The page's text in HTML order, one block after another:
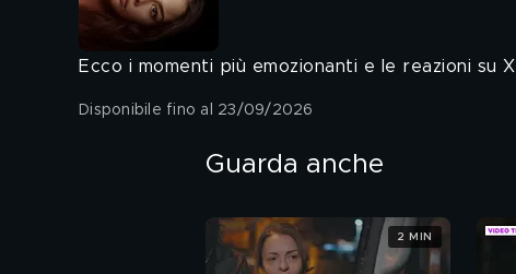
Ecco i momenti più emozionanti e le reazioni su
Disponibile fino al 23/09/2026
Guarda anche
2 MIN